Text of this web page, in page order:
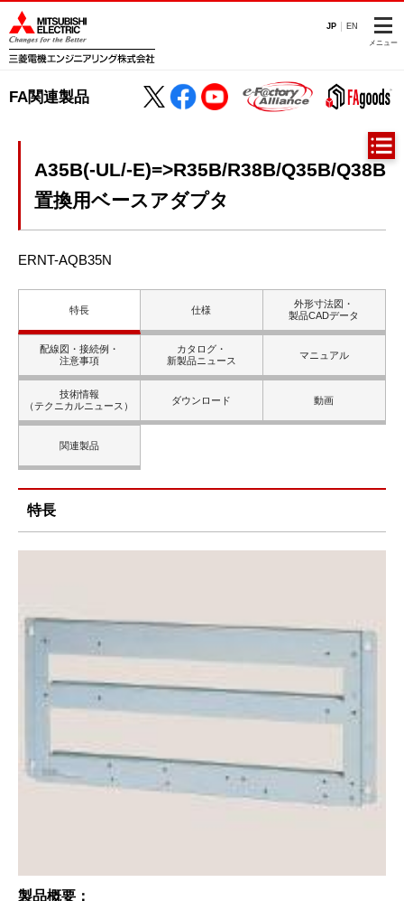
JP EN
メニュー
FA関連製品
A35B(-UL/-E)=>R35B/R38B/Q35B/Q38B
置換用ベースアダプタ
ERNT-AQB35N
特長 仕様
外形寸法図・
製品CADデータ
配線図・接続例・
注意事項
カタログ・
新製品ニュース
マニュアル
技術情報
（テクニカルニュース）
ダウンロード 動画
関連製品
特長
製品概要：